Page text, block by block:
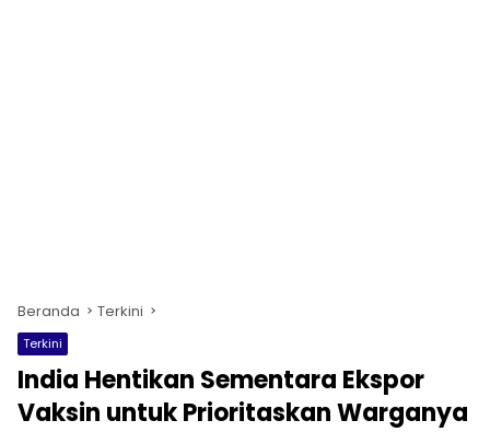
Beranda Terkini
Terkini
India Hentikan Sementara Ekspor
Vaksin untuk Prioritaskan Warganya